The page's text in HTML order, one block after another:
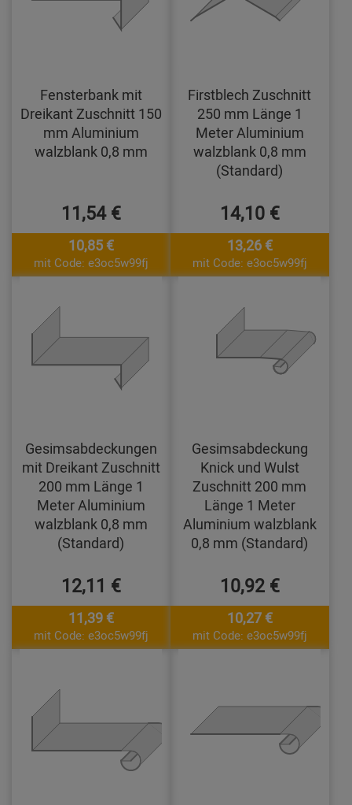
Fensterbank mit
Dreikant Zuschnitt 150
mm Aluminium
walzblank 0,8 mm
11,54 €
10,85 €
mit Code: e3oc5w99fj
Firstblech Zuschnitt
250 mm Länge 1
Meter Aluminium
walzblank 0,8 mm
(Standard)
14,10 €
13,26 €
mit Code: e3oc5w99fj
Gesimsabdeckungen
mit Dreikant Zuschnitt
200 mm Länge 1
Meter Aluminium
walzblank 0,8 mm
(Standard)
12,11 €
11,39 €
mit Code: e3oc5w99fj
Gesimsabdeckung
Knick und Wulst
Zuschnitt 200 mm
Länge 1 Meter
Aluminium walzblank
0,8 mm (Standard)
10,92 €
10,27 €
mit Code: e3oc5w99fj